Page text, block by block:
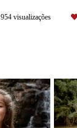
954visualizações